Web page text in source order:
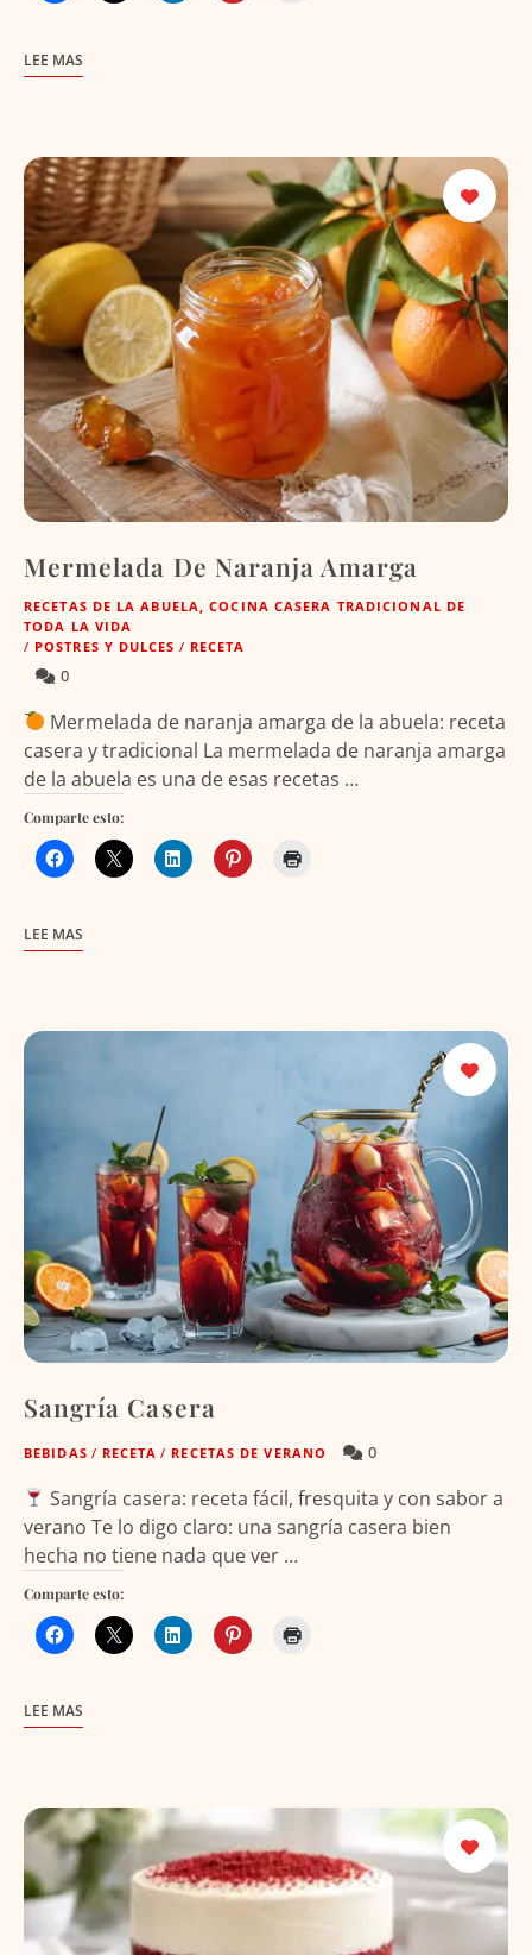
LEE MAS
Mermelada De Naranja Amarga
RECETAS DE LA ABUELA, COCINA CASERA TRADICIONAL DE
TODA LA VIDA
/ POSTRES Y DULCES / RECETA
0
Mermelada de naranja amarga de la abuela: receta
casera y tradicional La mermelada de naranja amarga
de la abuela es una de esas recetas …
Comparte esto:
LEE MAS
Sangría Casera
BEBIDAS / RECETA / RECETAS DE VERANO 0
Sangría casera: receta fácil, fresquita y con sabor a
verano Te lo digo claro: una sangría casera bien
hecha no tiene nada que ver …
Comparte esto:
LEE MAS